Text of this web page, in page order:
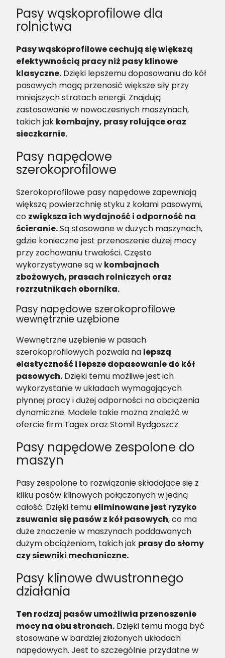
Pasy wąskoprofilowe dla
rolnictwa
Pasy wąskoprofilowe cechują się większą
efektywnością pracy niż pasy klinowe
klasyczne. Dzięki lepszemu dopasowaniu do kół
pasowych mogą przenosić większe siły przy
mniejszych stratach energii. Znajdują
zastosowanie w nowoczesnych maszynach,
takich jak kombajny, prasy rolujące oraz
sieczkarnie.
Pasy napędowe
szerokoprofilowe
Szerokoprofilowe pasy napędowe zapewniają
większą powierzchnię styku z kołami pasowymi,
co zwiększa ich wydajność i odporność na
ścieranie.Są stosowane w dużych maszynach,
gdzie konieczne jest przenoszenie dużej mocy
przy zachowaniu trwałości. Często
wykorzystywane są w kombajnach
zbożowych, prasach rolniczych oraz
rozrzutnikach obornika.
Pasy napędowe szerokoprofilowe
wewnętrznie uzębione
Wewnętrzne uzębienie w pasach
szerokoprofilowych pozwala na lepszą
elastyczność i lepsze dopasowanie do kół
pasowych. Dzięki temu możliwe jest ich
wykorzystanie w układach wymagających
płynnej pracy i dużej odporności na obciążenia
dynamiczne. Modele takie można znaleźć w
ofercie firm Tagex oraz Stomil Bydgoszcz.
Pasy napędowe zespolone do
maszyn
Pasy zespolone to rozwiązanie składające się z
kilku pasów klinowych połączonych w jedną
całość. Dzięki temu eliminowane jest ryzyko
zsuwania się pasów z kół pasowych, co ma
duże znaczenie w maszynach poddawanych
dużym obciążeniom, takich jak prasy do słomy
czy siewniki mechaniczne.
Pasy klinowe dwustronnego
działania
Ten rodzaj pasów umożliwia przenoszenie
mocy na obu stronach. Dzięki temu mogą być
stosowane w bardziej złożonych układach
napędowych. Jest to szczególnie przydatne w